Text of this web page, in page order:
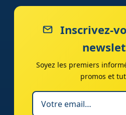
Inscrivez-
Soyez les premiers
promos et